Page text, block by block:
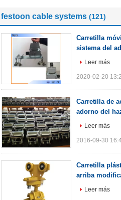
festoon cable systems (121)
Carretilla
sistema del
Leer más
2020-02-20
Carretilla de
adorno del
Leer más
2016-09-30
Carretilla
arriba
Leer más